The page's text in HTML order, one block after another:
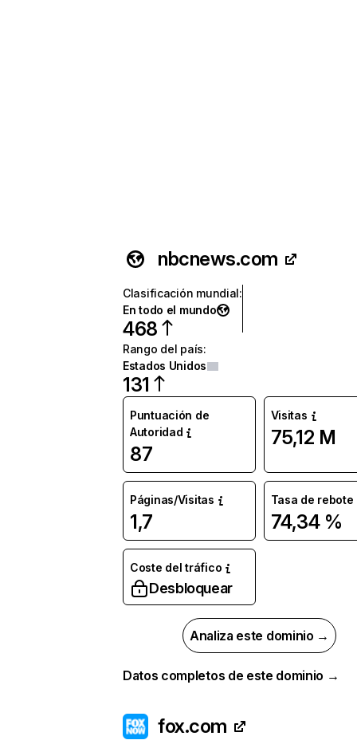
nbcnews.com
Clasificación mundial:
En todo el mundo
468
Rango del país:
Estados Unidos
131
Puntuación de
Autoridad
87
Visitas
75,12 M
Páginas/Visitas
1,7
Tasa de rebote
74,34 %
Coste del tráfico
Desbloquear
Analiza este dominio →
Datos completos de este dominio →
fox.com